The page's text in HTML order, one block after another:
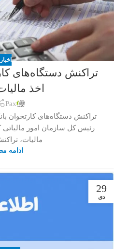
اخبار
تراکنش دستگاه‌های
اخذ
Pax
تراکنش دستگاه‌های کارتخوان
رئیس کل سازمان امور مالیاتی
مالیات،
ادامه
29
دی